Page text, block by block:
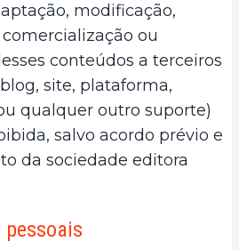
modificação,
ou
conteúdos a terceiros
site, plataforma,
qualquer outro suporte)
salvo acordo prévio e
da sociedade editora
pessoais